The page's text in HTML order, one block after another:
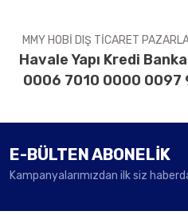
MMY HOBİ DIŞ TİCARET
Havale Yapı Kredi
0006 7010 0000 0097
E-BÜLTEN ABONELİK
Kampanyalarımızdan ilk siz